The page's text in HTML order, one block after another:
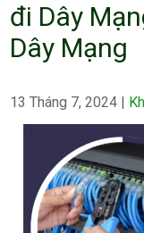
đi Dây
Dây Mạng
13 Tháng 7, 2024 |